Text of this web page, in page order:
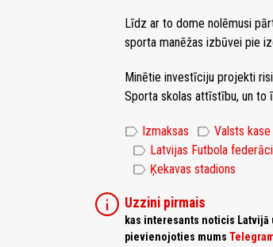
Līdz ar to dome nolēmusi
sporta manēžas izbūvei pie
Minētie investīciju projekti
Sporta skolas attīstību, un to
label Izmaksas label Valsts kase
label Latvijas Futbola
label Ķekavas stadions
info Uzzini pirmais
kas interesants noticis Latvijā
pievienojoties mums